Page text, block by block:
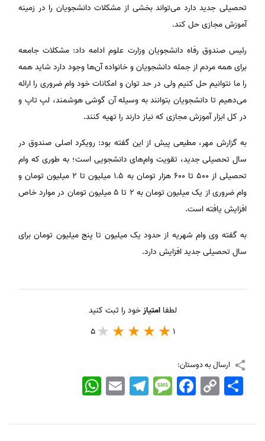
تحصیلی جدید دارد می‌تواند بخشی از مشکلات دانشجویان را در زمینه
آموزش مجازی حل کند.
رئیس صندوق رفاه دانشجویان وزارت علوم ادامه داد: مشکلات جامعه
برای همه مردم از جمله دانشجویان و خانواده آن‌ها وجود دارد شاید همه
را ما نتوانیم حل کنیم ولی در حد توان و امکانات خود وام ضروری را ارائه
می‌دهیم تا دانشجویان بتوانند به وسیله آن گوشی هوشمند، لپ تاپ و
در کل ابزار آموزش مجازی که نیاز دارند را تهیه کنند.
به گزارش مهر، مطیعی پیش از این گفته بود: رویکرد اصلی صندوق در
سال تحصیلی جدید، تقویت وام‌های دانشجویی است؛ به طوری که وام
تحصیلی از ۵۰۰ تا ۶۰۰ هزار تومان به ۱.۵ میلیون تا ۲ میلیون تومان و
وام ضروری از یک میلیون تومان به ۲ تا ۵ میلیون تومان در موارد خاص
افزایش یافته است.
به گفته وی وام شهریه از حدود یک میلیون تا پنج میلیون تومان برای
سال تحصیلی جدید افزایش دارد.
لطفاامتیازخود را ثبت کنید
1
5
ارسال به دوستان:
WhatsApp EmailTelegramMessageFacebook Copy
Link
اشتراک